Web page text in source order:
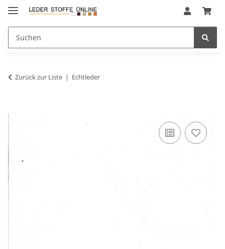
Zurück zur Liste Echtleder